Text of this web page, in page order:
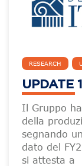
RESEARCH
UPDATE
Il Gruppo
della
segnando
dato del
si attesta a